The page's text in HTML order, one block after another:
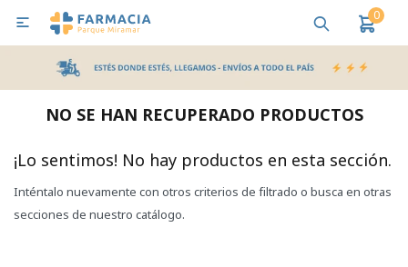
0

NO SE HAN RECUPERADO PRODUCTOS
¡Lo sentimos! No hay productos en esta sección.
Inténtalo nuevamente con otros criterios de filtrado o busca en otras
secciones de nuestro catálogo.
MI CUENTA
Bebes y Maternidad Salud
Pañales y Toallitas
Lactancia y Nutrición